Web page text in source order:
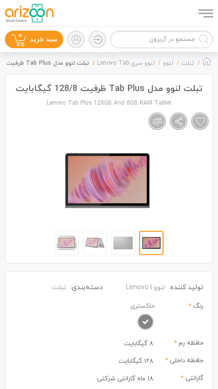
گوشی موبایل
سبد خرید 0
تبلت لنوو لنوو سری Lenovo Tab تبلت لنوو مدل Tab Plus ظرفیت 128/8 گیگابایت
تبلت لنوو مدل Tab Plus ظرفیت 128/8 گیگابایت
Lenovo Tab Plus 128GB And 8GB RAM Tablet
تولید کننده: لنوو | Lenovo دسته‌بندی: تبلت
رنگ * خاکستری
حافظه رم *
8 گیگابایت
حافظه داخلی *
۱۲۸ گیگابایت
گارانتی * 18 ماه گارانتی شرکتی